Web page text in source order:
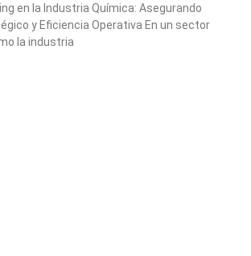
en la Industria Química: Asegurando
y Eficiencia Operativa En un sector
la industria